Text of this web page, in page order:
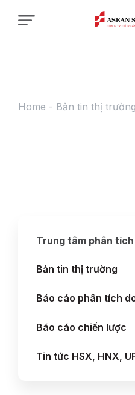
Home - Bản tin thị trường
Trung tâm phân tích
Bản tin thị trường
Báo cáo phân tích
Báo cáo chiến lược
Tin tức HSX, HNX,